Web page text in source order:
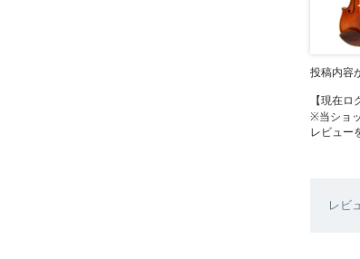
投稿内容
【現在ロ
※当ショ
レビュー
レビ